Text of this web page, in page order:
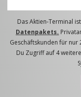
Das Aktien-Terminal
Datenpakets.
Geschäftskunden für
Du Zugriff auf 4